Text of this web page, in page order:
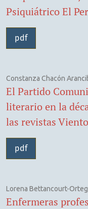
Psiquiátrico El
pdf
Constanza Chacón
El Partido
literario en la
las revistas
pdf
Lorena Bettancourt-
Enfermeras